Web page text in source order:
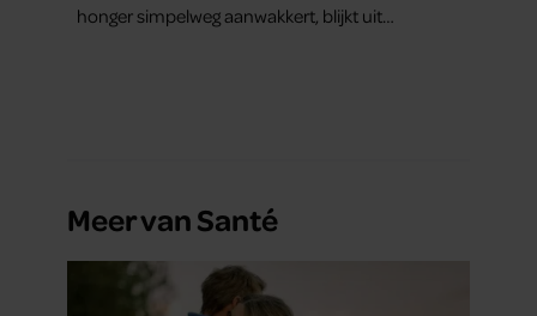
honger simpelweg aanwakkert, blijkt uit
Meer van Santé